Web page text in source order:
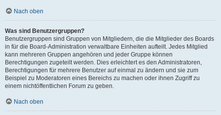
Nach oben
Was sind Benutzergruppen?
Benutzergruppen sind Gruppen von Mitgliedern, die die Mitglieder des Boards
in für die Board-Administration verwaltbare Einheiten aufteilt. Jedes Mitglied
kann mehreren Gruppen angehören und jeder Gruppe können
Berechtigungen zugeteilt werden. Dies erleichtert es den Administratoren,
Berechtigungen für mehrere Benutzer auf einmal zu ändern und sie zum
Beispiel zu Moderatoren eines Bereichs zu machen oder ihnen Zugriff zu
einem nichtöffentlichen Forum zu geben.
Nach oben